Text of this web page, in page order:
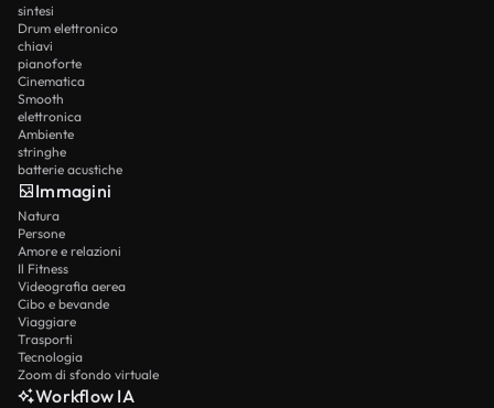
sintesi
Drum elettronico
chiavi
pianoforte
Cinematica
Smooth
elettronica
Ambiente
stringhe
batterie acustiche
Immagini
Natura
Persone
Amore e relazioni
Il Fitness
Videografia aerea
Cibo e bevande
Viaggiare
Trasporti
Tecnologia
Zoom di sfondo virtuale
Workflow IA